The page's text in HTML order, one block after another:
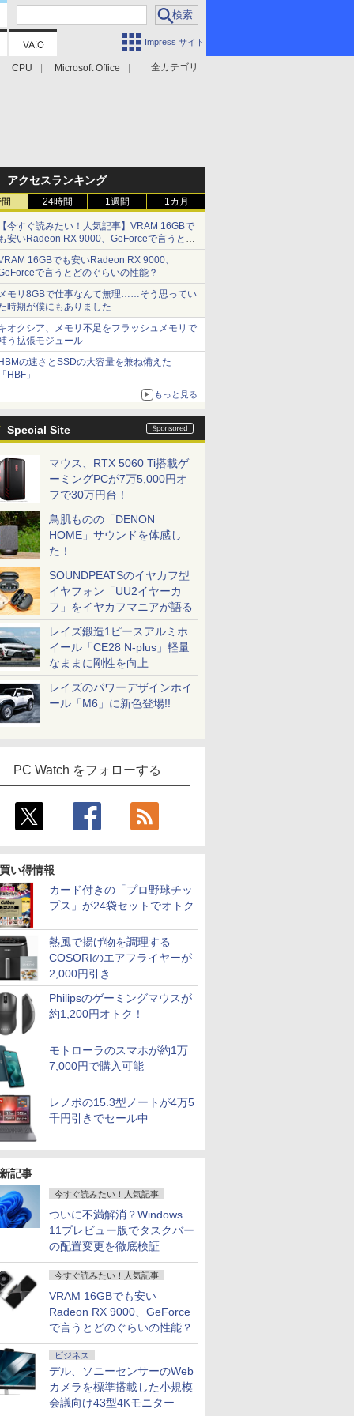
Impress サイト
全カテゴリ
CPU Microsoft Office
アクセスランキング
24時間 1週間 1カ月
今すぐ読みたい！人気記事】VRAM 16GBで
安いRadeon RX 9000、GeForceで言うとど
ぐらいの性能？ - PC Watch
16GBでも安いRadeon RX 9000、
で言うとどのぐらいの性能？
モリ8GBで仕事なんて無理……そう思ってい
時期が僕にもありました
オクシア、メモリ不足をフラッシュメモリで
う拡張モジュール
の速さとSSDの大容量を兼ね備えた
HBF」
もっと見る
Special Site
マウス、RTX 5060 Ti搭載ゲ
ーミングPCが7万5,000円オ
フで30万円台！
鳥肌ものの「DENON
HOME」サウンドを体感し
た！
SOUNDPEATSのイヤカフ型
イヤフォン「UU2イヤーカ
フ」をイヤカフマニアが語る
レイズ鍛造1ピースアルミホ
イール「CE28 N-plus」軽量
なままに剛性を向上
レイズのパワーデザインホイ
ール「M6」に新色登場!!
PC Watch をフォローする
い得情報
カード付きの「プロ野球チッ
プス」が24袋セットでオトク
熱風で揚げ物を調理する
COSORIのエアフライヤーが
2,000円引き
Philipsのゲーミングマウスが
約1,200円オトク！
モトローラのスマホが約1万
7,000円で購入可能
レノボの15.3型ノートが4万5
千円引きでセール中
記事
今すぐ読みたい！人気記事
ついに不満解消？Windows
11プレビュー版でタスクバー
の配置変更を徹底検証
今すぐ読みたい！人気記事
VRAM 16GBでも安い
Radeon RX 9000、GeForce
で言うとどのぐらいの性能？
ビジネス
デル、ソニーセンサーのWeb
カメラを標準搭載した小規模
会議向け43型4Kモニター